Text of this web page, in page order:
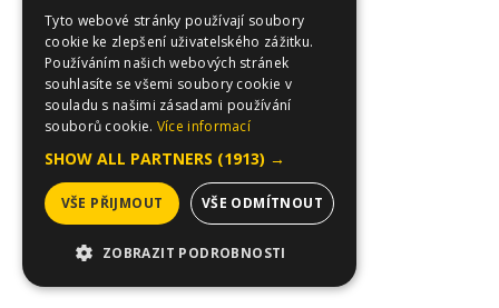
Tyto webové stránky používají soubory
cookie ke zlepšení uživatelského zážitku.
Používáním našich webových stránek
souhlasíte se všemi soubory cookie v
souladu s našimi zásadami používání
souborů cookie. Více informací
SHOW ALL PARTNERS (1913) →
VŠE PŘIJMOUT VŠE ODMÍTNOUT
ZOBRAZIT PODROBNOSTI
NEZBYTNĚ NUTNÉ SOUBORY